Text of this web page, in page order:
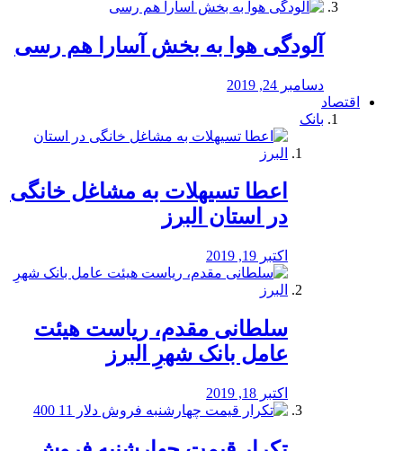
آلودگی هوا به بخش آسارا هم رسی
دسامبر 24, 2019
اقتصاد
بانک
️اعطا تسیهلات به مشاغل خانگی
در استان البرز
اکتبر 19, 2019
سلطانی مقدم، ریاست هیئت
عامل بانک شهرِ البرز
اکتبر 18, 2019